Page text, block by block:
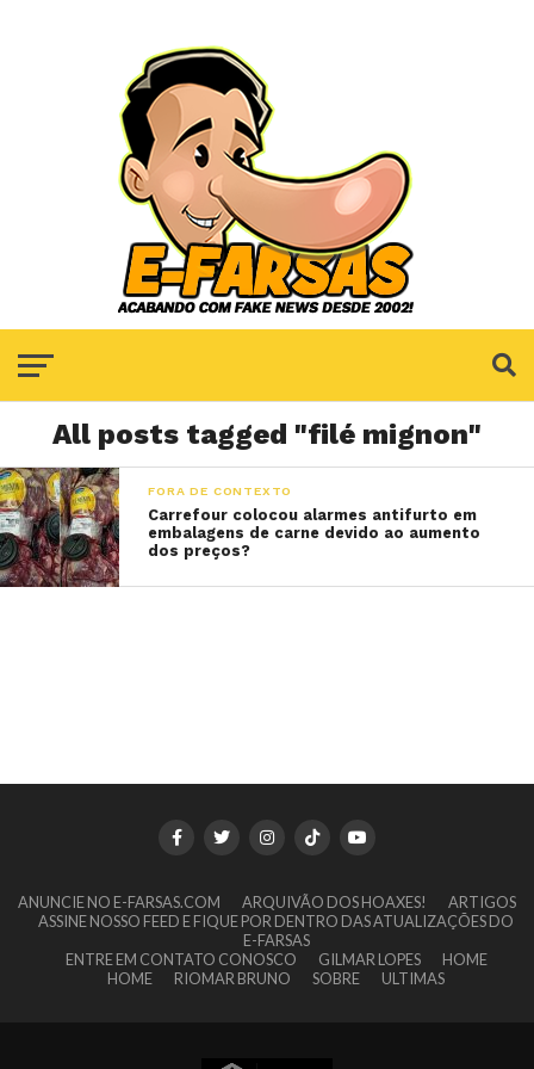
All posts tagged "filé mignon"
FORA DE CONTEXTO
Carrefour colocou alarmes antifurto em
embalagens de carne devido ao aumento
dos preços?
ANUNCIE NO E-FARSAS.COM ARQUIVÃO DOS HOAXES!
ARTIGOS
ASSINE NOSSO FEED E FIQUE POR DENTRO DAS ATUALIZAÇÕES DO
E-FARSAS
ENTRE EM CONTATO CONOSCO
GILMAR LOPES
HOME
HOME
RIOMAR BRUNO SOBRE ULTIMAS